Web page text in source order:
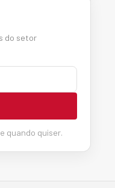
do setor
quando quiser.